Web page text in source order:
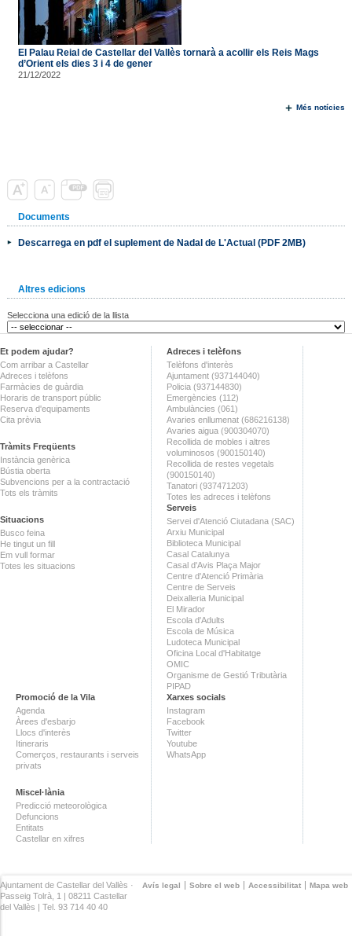
El Palau Reial de Castellar del Vallès tornarà a acollir els Reis Mags
d’Orient els dies 3 i 4 de gener
21/12/2022
Més notícies
Documents
Descarrega en pdf el suplement de Nadal de L'Actual (PDF 2MB)
Altres edicions
Selecciona una edició de la llista
Et podem ajudar?
Com arribar a Castellar
Adreces i telèfons
Farmàcies de guàrdia
Horaris de transport públic
Reserva d'equipaments
Cita prèvia
Tràmits Freqüents
Instància genèrica
Bústia oberta
Subvencions per a la contractació
Tots els tràmits
Situacions
Busco feina
He tingut un fill
Em vull formar
Totes les situacions
Adreces i telèfons
Telèfons d'interès
Ajuntament (937144040)
Policia (937144830)
Emergències (112)
Ambulàncies (061)
Avaries enllumenat (686216138)
Avaries aigua (900304070)
Recollida de mobles i altres
voluminosos (900150140)
Recollida de restes vegetals
(900150140)
Tanatori (937471203)
Totes les adreces i telèfons
Serveis
Servei d'Atenció Ciutadana (SAC)
Arxiu Municipal
Biblioteca Municipal
Casal Catalunya
Casal d'Avis Plaça Major
Centre d'Atenció Primària
Centre de Serveis
Deixalleria Municipal
El Mirador
Escola d'Adults
Escola de Música
Ludoteca Municipal
Oficina Local d'Habitatge
OMIC
Organisme de Gestió Tributària
PIPAD
Promoció de la Vila
Agenda
Àrees d'esbarjo
Llocs d'interès
Itineraris
Comerços, restaurants i serveis
privats
Miscel·lània
Predicció meteorològica
Defuncions
Entitats
Castellar en xifres
Xarxes socials
Instagram
Facebook
Twitter
Youtube
WhatsApp
Avís legal Sobre el web Accessibilitat Mapa web
Ajuntament de Castellar del Vallès ·
Passeig Tolrà, 1 | 08211 Castellar
del Vallès | Tel. 93 714 40 40